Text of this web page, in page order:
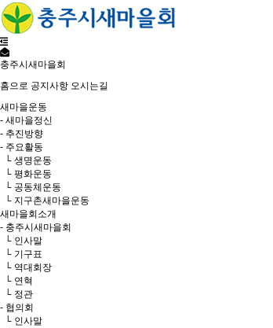
충주시새마을회
홈으로 공지사항 오시는길
새마을운동
- 새마을정신
- 추진방향
- 주요활동
└ 생명운동
└ 평화운동
└ 공동체운동
└ 지구촌새마을운동
새마을회소개
- 충주시새마을회
└ 인사말
└ 기구표
└ 역대회장
└ 연혁
└ 정관
- 협의회
└ 인사말